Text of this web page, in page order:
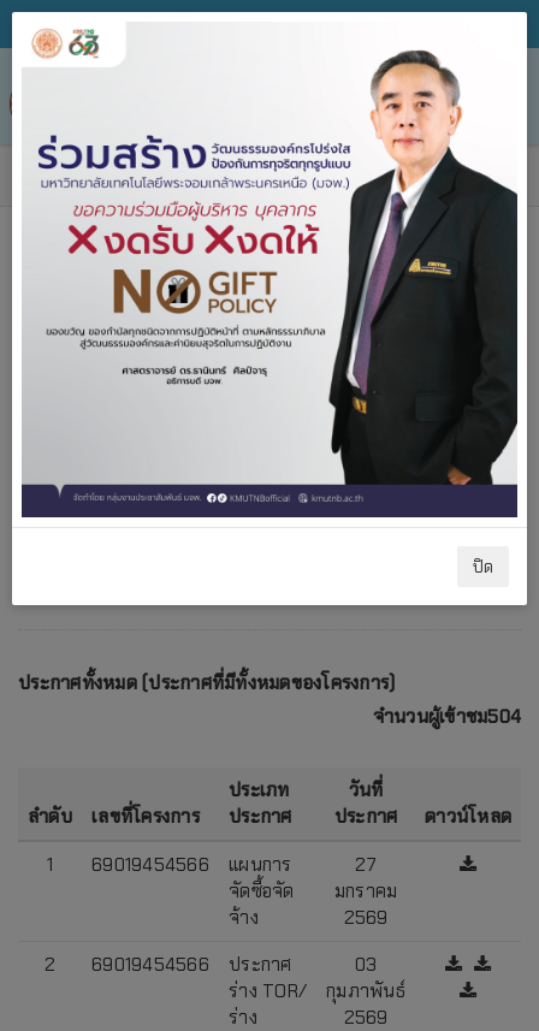
ข่าวประกาศจัดซื้อจัดจ้าง
ชื่อโครงการ
ประกาศทั้งหมด (ประกาศที่มีทั้งหมดของโครงการ)
จำนวนผู้เข้าชม504
ลำดับ เลขที่โครงการ
ประเภท
ประกาศ
วันที่
ประกาศ
ดาวน์โหลด
1
69019454566
แผนการ
จัดซื้อจัด
จ้าง
27
มกราคม
2569
2
69019454566
ประกาศ
ร่าง TOR/
ร่าง
03
กุมภาพันธ์
2569
ปิด